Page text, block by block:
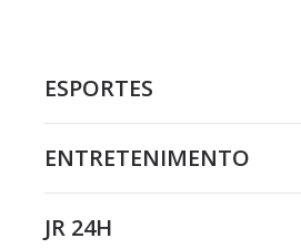
ESPORTES
ENTRETENIMENTO
JR 24H